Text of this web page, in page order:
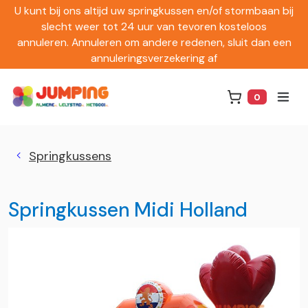
U kunt bij ons altijd uw springkussen en/of stormbaan bij
slecht weer tot 24 uur van tevoren kosteloos
annuleren. Annuleren om andere redenen, sluit dan een
annuleringsverzekering af
0
Springkussens
Springkussen Midi Holland